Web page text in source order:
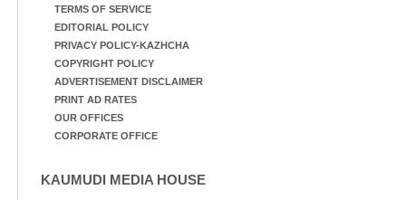
TERMS OF SERVICE
EDITORIAL POLICY
PRIVACY POLICY-KAZHCHA
COPYRIGHT POLICY
ADVERTISEMENT DISCLAIMER
PRINT AD RATES
OUR OFFICES
CORPORATE OFFICE
KAUMUDI MEDIA HOUSE